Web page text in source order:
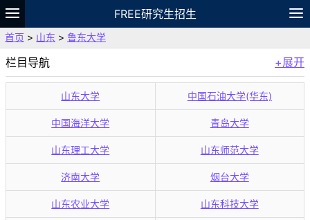
FREE研究生招生
题库
故事 专题
VIP
首页 > 山东 > 鲁东大学
栏目导航 +展开
山东大学 中国石油大学(华东)
中国海洋大学 青岛大学
山东理工大学 山东师范大学
济南大学 烟台大学
山东农业大学 山东科技大学